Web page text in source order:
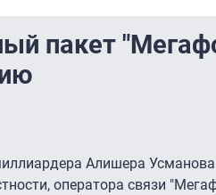
пакет
Алишера
оператора связи